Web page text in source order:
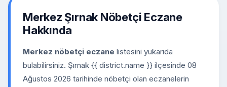
Merkez Şırnak Nöbetçi Eczane
Hakkında
Merkez nöbetçi eczane listesini yukarıda
bulabilirsiniz. Şırnak {{ district.name }} ilçesinde 08
Ağustos 2026 tarihinde nöbetçi olan eczanelerin